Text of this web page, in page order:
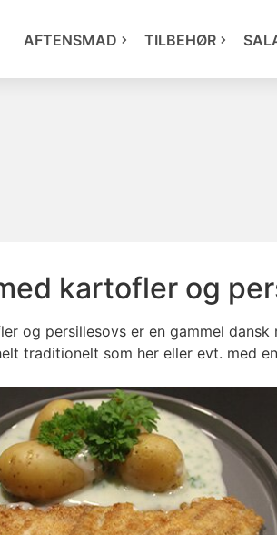
AFTENSMAD TILBEHØR
kartofler og
og persillesovs er en gammel
traditionelt som her eller evt. med